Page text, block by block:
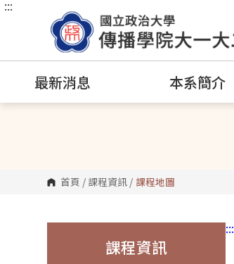
跳
容
:::
最新消息 本系簡介
首頁 / 課程資訊 / 課程地圖
:::
課程資訊